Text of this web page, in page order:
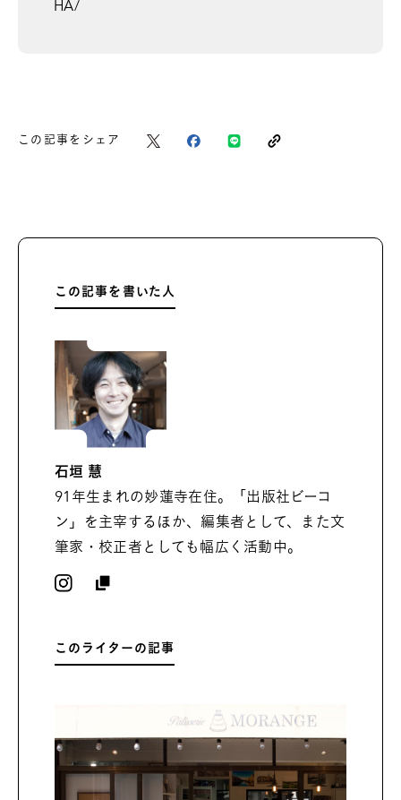
HA/
この記事をシェア
この記事を書いた人
石垣 慧
91年生まれの妙蓮寺在住。「出版社ビーコ
ン」を主宰するほか、編集者として、また文
筆家・校正者としても幅広く活動中。
このライターの記事